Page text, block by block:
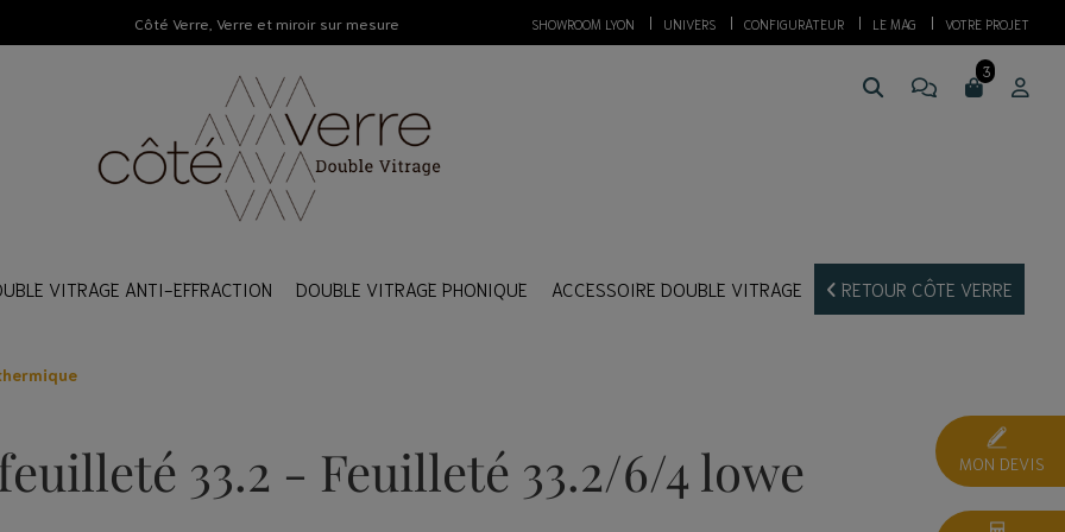
Côté Verre, Verre et miroir sur mesure SHOWROOM LYON UNIVERS CONFIGURATEUR LE MAG VOTRE PROJET
DOUBLE VITRAGE
DOUBLE VITRAGE
VITRAGE ANTI-EFFRACTION
DOUBLE VITRAGE
DOUBLE VITRAGE PHONIQUE ACCESSOIRE DOUBLE VITRAGE RETOUR CÔTE VERRE
33.2 - Feuilleté 33.2/6/4 lowe MON DEVIS